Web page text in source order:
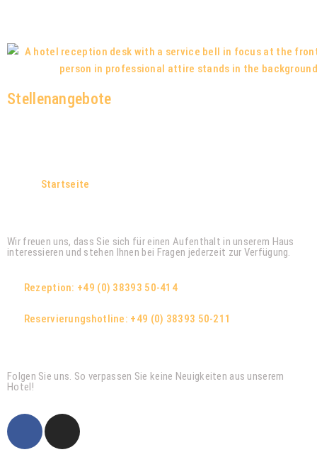
Stellenangebote
Startseite
Wir freuen uns, dass Sie sich für einen Aufenthalt in unserem Haus
interessieren und stehen Ihnen bei Fragen jederzeit zur Verfügung.
Rezeption: +49 (0) 38393 50-414
Reservierungshotline: +49 (0) 38393 50-211
Folgen Sie uns. So verpassen Sie keine Neuigkeiten aus unserem
Hotel!